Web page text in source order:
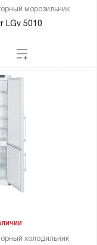
морозильник
LGv 5010
холодильник